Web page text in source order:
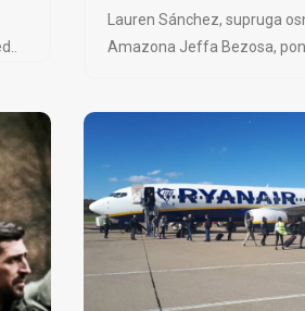
Lauren Sánchez, supruga
Amazona Jeffa Bezosa,